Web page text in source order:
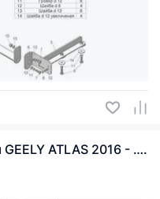
ATLAS 2016 - ….